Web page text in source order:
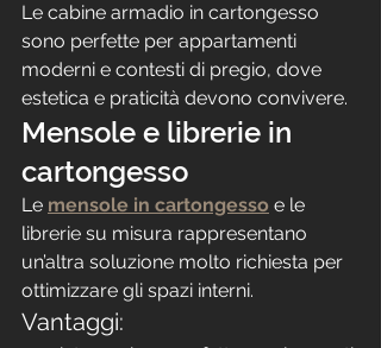
Le cabine armadio in cartongesso
sono perfette per appartamenti
moderni e contesti di pregio, dove
estetica e praticità devono convivere.
Mensole e librerie in
cartongesso
Le mensole in cartongesso e le
librerie su misura rappresentano
un’altra soluzione molto richiesta per
ottimizzare gli spazi interni.
Vantaggi: